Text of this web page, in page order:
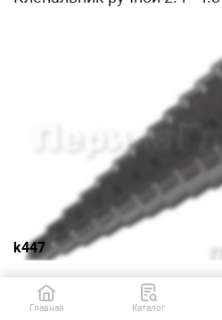
k447
Сверло ступенчатое HSS
Главная Каталог